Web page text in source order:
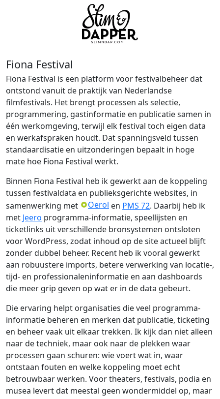
Fiona Festival
Fiona Festival is een platform voor festivalbeheer dat
ontstond vanuit de praktijk van Nederlandse
filmfestivals. Het brengt processen als selectie,
programmering, gastinformatie en publicatie samen in
één werkomgeving, terwijl elk festival toch eigen data
en werkafspraken houdt. Dat spanningsveld tussen
standaardisatie en uitzonderingen bepaalt in hoge
mate hoe Fiona Festival werkt.
Binnen Fiona Festival heb ik gewerkt aan de koppeling
tussen festivaldata en publieksgerichte websites, in
samenwerking met
Oerol en PMS 72. Daarbij heb ik
met Jeero programma-informatie, speellijsten en
ticketlinks uit verschillende bronsystemen ontsloten
voor WordPress, zodat inhoud op de site actueel blijft
zonder dubbel beheer. Recent heb ik vooral gewerkt
aan robuustere imports, betere verwerking van locatie-,
tijd- en professionaleninformatie en aan dashboards
die meer grip geven op wat er in de data gebeurt.
Die ervaring helpt organisaties die veel programma-
informatie beheren en merken dat publicatie, ticketing
en beheer vaak uit elkaar trekken. Ik kijk dan niet alleen
naar de techniek, maar ook naar de plekken waar
processen gaan schuren: wie voert wat in, waar
ontstaan fouten en welke koppeling moet echt
betrouwbaar werken. Voor theaters, festivals, podia en
musea levert dat meestal geen wondermiddel op, maar